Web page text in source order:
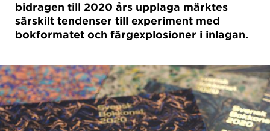
bidragen till 2020 års upplaga märktes
särskilt tendenser till experiment med
bokformatet och färgexplosioner i inlagan.